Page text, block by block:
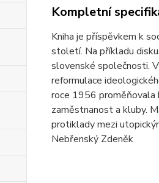
Kompletní
Kniha je příspěvkem k
století. Na příkladu
slovenské společnosti.
reformulace
roce 1956 proměňovala
zaměstnanost a kluby.
protiklady mezi
Nebřenský Zdeněk